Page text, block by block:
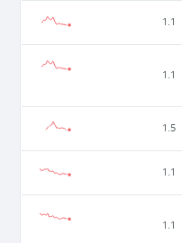
1.1
1.1
1.5
1.1
1.1